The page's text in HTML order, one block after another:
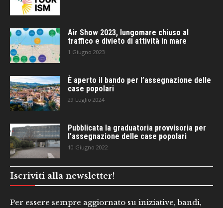
Air Show 2023, lungomare chiuso al
traffico e divieto di attività in mare
1 Giugno 2023
È aperto il bando per l’assegnazione delle
case popolari
29 Luglio 2024
Pubblicata la graduatoria provvisoria per
l’assegnazione delle case popolari
10 Giugno 2022
Iscriviti alla newsletter!
Per essere sempre aggiornato su iniziative, bandi,